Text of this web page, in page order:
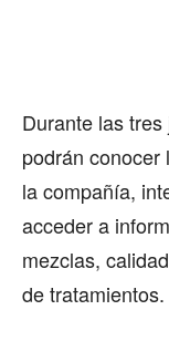
Durante las
podrán
la compañía,
acceder a
mezclas,
de tratamientos.